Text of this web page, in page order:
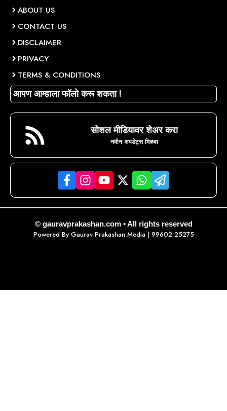
ABOUT US
CONTACT US
DISCLAIMER
PRIVACY
TERMS & CONDITIONS
आपण आम्हाला फॉलो करू शकता !
सोशल मीडियावर शेअर करा
नवीन अपडेट्स मिळवा
© gauravprakashan.com • All rights reserved
Powered By Gaurav Prakashan Media| 99602 25275